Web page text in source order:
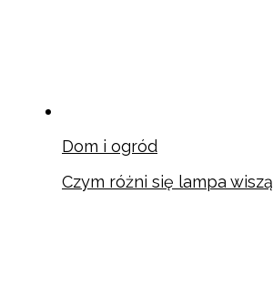
Dom i ogród
Czym różni się lampa